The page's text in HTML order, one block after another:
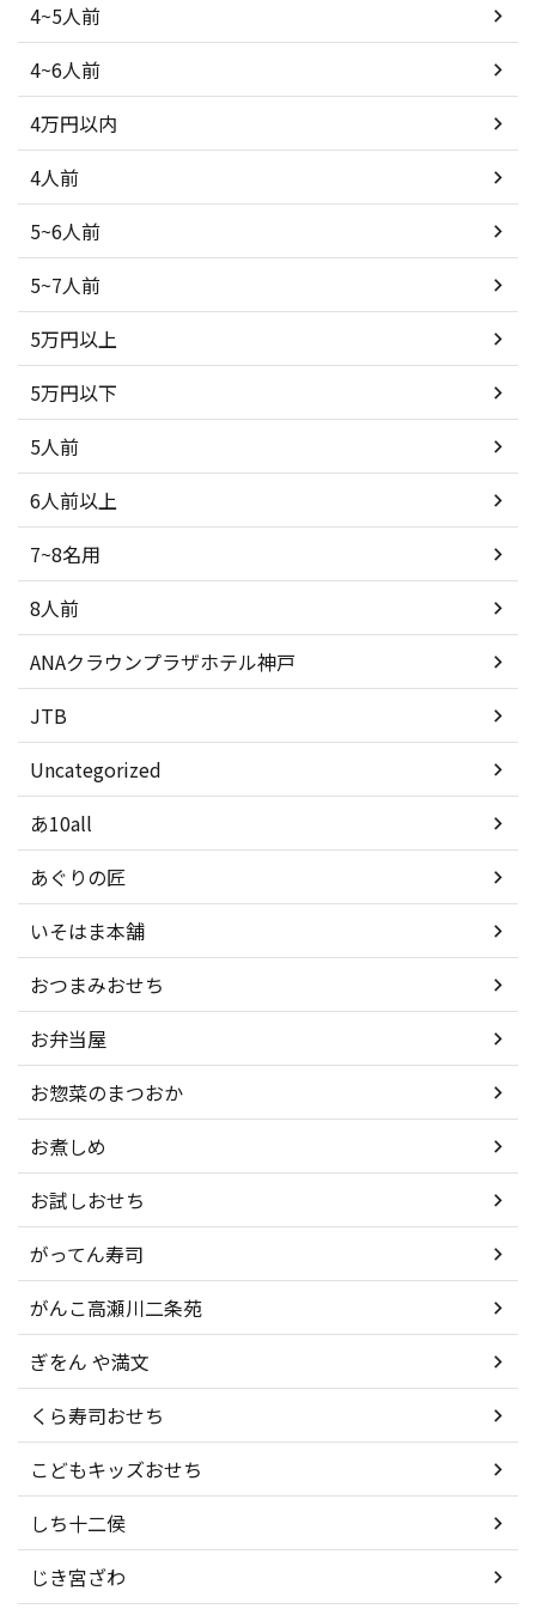
4~5人前
4~6人前
4万円以内
4人前
5~6人前
5~7人前
5万円以上
5万円以下
5人前
6人前以上
7~8名用
8人前
ANAクラウンプラザホテル神戸
JTB
Uncategorized
あ10all
あぐりの匠
いそはま本舗
おつまみおせち
お弁当屋
お惣菜のまつおか
お煮しめ
お試しおせち
がってん寿司
がんこ高瀬川二条苑
ぎをん や満文
くら寿司おせち
こどもキッズおせち
しち十二侯
じき宮ざわ